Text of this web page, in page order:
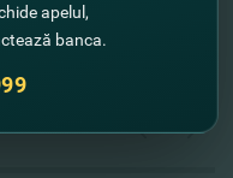
apelul,
banca.